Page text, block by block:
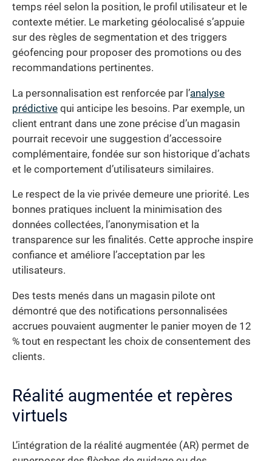
temps réel selon la position, le profil utilisateur et le
contexte métier. Le marketing géolocalisé s’appuie
sur des règles de segmentation et des triggers
géofencing pour proposer des promotions ou des
recommandations pertinentes.
La personnalisation est renforcée par l’analyse
prédictive qui anticipe les besoins. Par exemple, un
client entrant dans une zone précise d’un magasin
pourrait recevoir une suggestion d’accessoire
complémentaire, fondée sur son historique d’achats
et le comportement d’utilisateurs similaires.
Le respect de la vie privée demeure une priorité. Les
bonnes pratiques incluent la minimisation des
données collectées, l’anonymisation et la
transparence sur les finalités. Cette approche inspire
confiance et améliore l’acceptation par les
utilisateurs.
Des tests menés dans un magasin pilote ont
démontré que des notifications personnalisées
accrues pouvaient augmenter le panier moyen de 12
% tout en respectant les choix de consentement des
clients.
Réalité augmentée et repères
virtuels
L’intégration de la réalité augmentée (AR) permet de